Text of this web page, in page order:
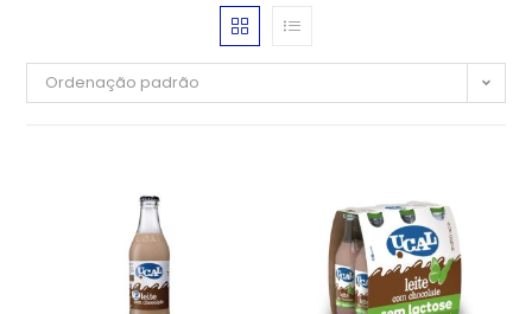
Ordenação padrão